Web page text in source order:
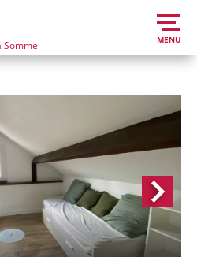
Somme MENU